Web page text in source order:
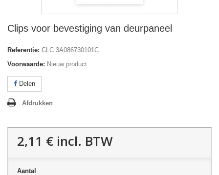
Clips voor bevestiging van deurpaneel
Referentie: CLC 3A086730101C
Voorwaarde: Nieuw product
Delen
Afdrukken
2,11 € incl. BTW
Aantal